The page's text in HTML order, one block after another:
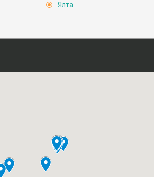
Ялта